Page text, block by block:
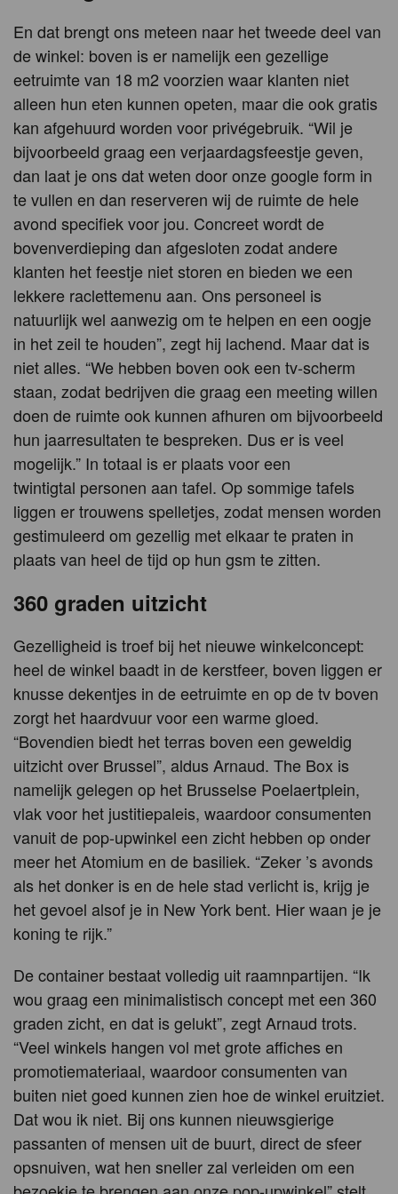
En dat brengt ons meteen naar het tweede deel van
de winkel: boven is er namelijk een gezellige
eetruimte van 18 m2 voorzien waar klanten niet
alleen hun eten kunnen opeten, maar die ook gratis
kan afgehuurd worden voor privégebruik. “Wil je
bijvoorbeeld graag een verjaardagsfeestje geven,
dan laat je ons dat weten door onze google form in
te vullen en dan reserveren wij de ruimte de hele
avond specifiek voor jou. Concreet wordt de
bovenverdieping dan afgesloten zodat andere
klanten het feestje niet storen en bieden we een
lekkere raclettemenu aan. Ons personeel is
natuurlijk wel aanwezig om te helpen en een oogje
in het zeil te houden”, zegt hij lachend. Maar dat is
niet alles. “We hebben boven ook een tv-scherm
staan, zodat bedrijven die graag een meeting willen
doen de ruimte ook kunnen afhuren om bijvoorbeeld
hun jaarresultaten te bespreken. Dus er is veel
mogelijk.” In totaal is er plaats voor een
twintigtal personen aan tafel. Op sommige tafels
liggen er trouwens spelletjes, zodat mensen worden
gestimuleerd om gezellig met elkaar te praten in
plaats van heel de tijd op hun gsm te zitten.
360 graden uitzicht
Gezelligheid is troef bij het nieuwe winkelconcept:
heel de winkel baadt in de kerstfeer, boven liggen er
knusse dekentjes in de eetruimte en op de tv boven
zorgt het haardvuur voor een warme gloed.
“Bovendien biedt het terras boven een geweldig
uitzicht over Brussel”, aldus Arnaud. The Box is
namelijk gelegen op het Brusselse Poelaertplein,
vlak voor het justitiepaleis, waardoor consumenten
vanuit de pop-upwinkel een zicht hebben op onder
meer het Atomium en de basiliek. “Zeker ’s avonds
als het donker is en de hele stad verlicht is, krijg je
het gevoel alsof je in New York bent. Hier waan je je
koning te rijk.”
De container bestaat volledig uit raamnpartijen. “Ik
wou graag een minimalistisch concept met een 360
graden zicht, en dat is gelukt”, zegt Arnaud trots.
“Veel winkels hangen vol met grote affiches en
promotiemateriaal, waardoor consumenten van
buiten niet goed kunnen zien hoe de winkel eruitziet.
Dat wou ik niet. Bij ons kunnen nieuwsgierige
passanten of mensen uit de buurt, direct de sfeer
opsnuiven, wat hen sneller zal verleiden om een